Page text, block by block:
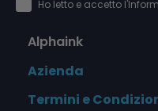
Ho letto e accetto
Alphaink
Azienda
Termini e